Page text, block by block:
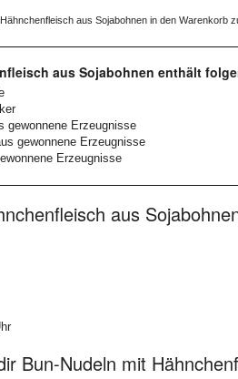
aus Sojabohnen in den Warenkorb
aus Sojabohnen enthält
gewonnene Erzeugnisse
gewonnene Erzeugnisse
Erzeugnisse
aus
Bun-Nudeln mit